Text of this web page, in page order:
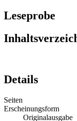
Marktanteile in den
Leseprobe
Details